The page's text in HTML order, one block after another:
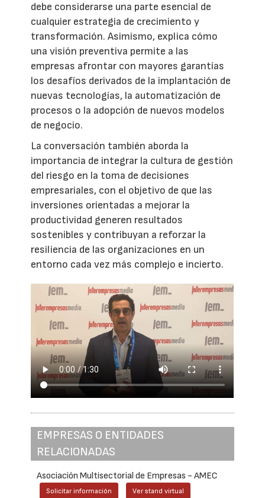
debe considerarse una parte esencial de
cualquier estrategia de crecimiento y
transformación. Asimismo, explica cómo
una visión preventiva permite a las
empresas afrontar con mayores garantías
los desafíos derivados de la implantación de
nuevas tecnologías, la automatización de
procesos o la adopción de nuevos modelos
de negocio.
La conversación también aborda la
importancia de integrar la cultura de gestión
del riesgo en la toma de decisiones
empresariales, con el objetivo de que las
inversiones orientadas a mejorar la
productividad generen resultados
sostenibles y contribuyan a reforzar la
resiliencia de las organizaciones en un
entorno cada vez más complejo e incierto.
EMPRESAS O ENTIDADES
RELACIONADAS
Asociación Multisectorial de Empresas - AMEC
Solicitar información Ver stand virtual